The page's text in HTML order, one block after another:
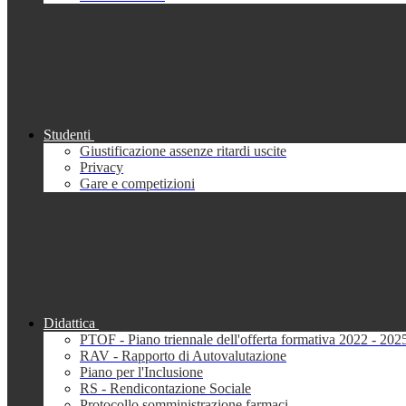
Studenti
Giustificazione assenze ritardi uscite
Privacy
Gare e competizioni
Didattica
PTOF - Piano triennale dell'offerta formativa 2022 -
RAV - Rapporto di Autovalutazione
Piano per l'Inclusione
RS - Rendicontazione Sociale